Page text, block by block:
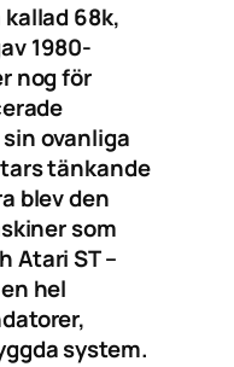
68k,
1980-
nog för
ovanliga
tänkande
blev den
som
Atari ST –
hel
system.